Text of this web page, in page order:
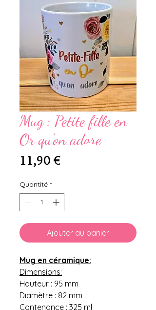
Mug : Petite fille en
Or qu'on adore
11,90 €Prix
Quantité *
Ajouter au panier
Mug en céramique:
Dimensions:
Hauteur : 95 mm
Diamètre : 82 mm
Contenance : 325 ml